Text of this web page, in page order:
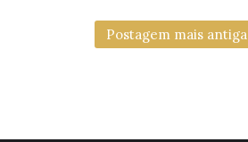
Postagem mais antiga